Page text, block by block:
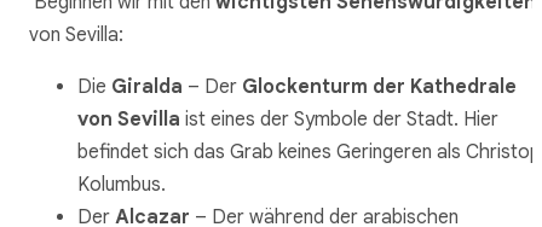
von Sevilla:
Die Giralda – Der Glockenturm der Kathedrale
von Sevilla ist eines der Symbole der Stadt. Hier
befindet sich das Grab keines Geringeren als
Kolumbus.
Der Alcazar – Der während der arabischen